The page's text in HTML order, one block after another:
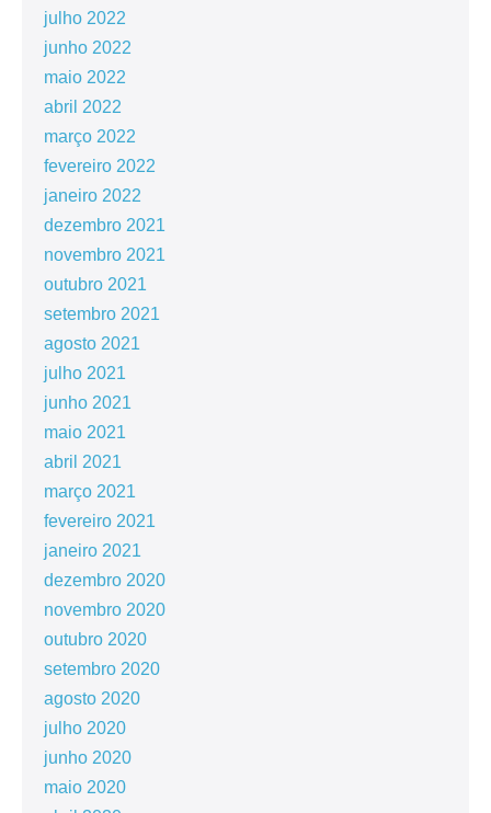
julho 2022
junho 2022
maio 2022
abril 2022
março 2022
fevereiro 2022
janeiro 2022
dezembro 2021
novembro 2021
outubro 2021
setembro 2021
agosto 2021
julho 2021
junho 2021
maio 2021
abril 2021
março 2021
fevereiro 2021
janeiro 2021
dezembro 2020
novembro 2020
outubro 2020
setembro 2020
agosto 2020
julho 2020
junho 2020
maio 2020